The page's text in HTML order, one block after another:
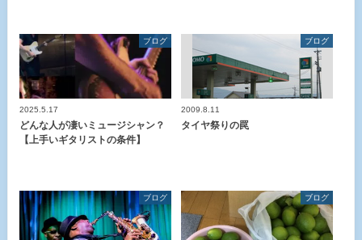
ブログ
2025.5.17
どんな人が凄いミュージシャン？
【上手いギタリストの条件】
ブログ
2009.8.11
タイヤ祭りの罠
ブログ ブログ